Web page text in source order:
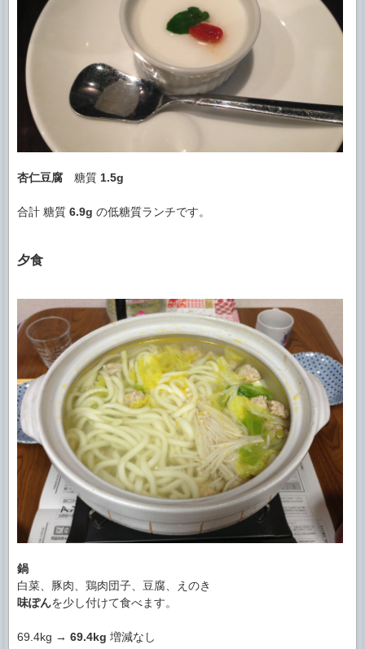
杏仁豆腐 糖質 1.5g
合計 糖質 6.9g の低糖質ランチです。
夕食
鍋
白菜、豚肉、鶏肉団子、豆腐、えのき
味ぽんを少し付けて食べます。
69.4kg → 69.4kg 増減なし